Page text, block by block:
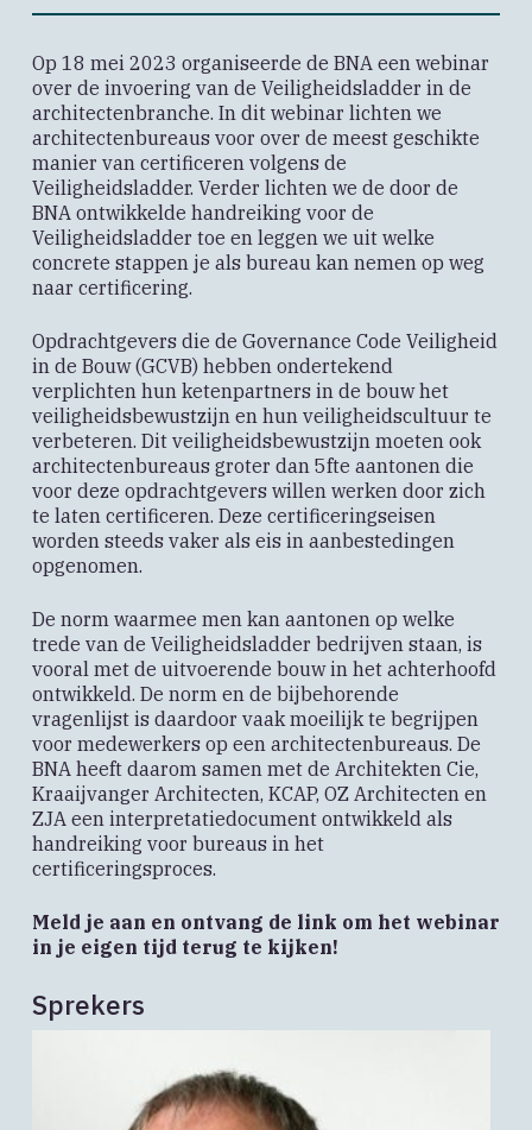
Op 18 mei 2023 organiseerde de BNA een webinar
over de invoering van de Veiligheidsladder in de
architectenbranche. In dit webinar lichten we
architectenbureaus voor over de meest geschikte
manier van certificeren volgens de
Veiligheidsladder. Verder lichten we de door de
BNA ontwikkelde handreiking voor de
Veiligheidsladder toe en leggen we uit welke
concrete stappen je als bureau kan nemen op weg
naar certificering.
Opdrachtgevers die de Governance Code Veiligheid
in de Bouw (GCVB) hebben ondertekend
verplichten hun ketenpartners in de bouw het
veiligheidsbewustzijn en hun veiligheidscultuur te
verbeteren. Dit veiligheidsbewustzijn moeten ook
architectenbureaus groter dan 5fte aantonen die
voor deze opdrachtgevers willen werken door zich
te laten certificeren. Deze certificeringseisen
worden steeds vaker als eis in aanbestedingen
opgenomen.
De norm waarmee men kan aantonen op welke
trede van de Veiligheidsladder bedrijven staan, is
vooral met de uitvoerende bouw in het achterhoofd
ontwikkeld. De norm en de bijbehorende
vragenlijst is daardoor vaak moeilijk te begrijpen
voor medewerkers op een architectenbureaus. De
BNA heeft daarom samen met de Architekten Cie,
Kraaijvanger Architecten, KCAP, OZ Architecten en
ZJA een interpretatiedocument ontwikkeld als
handreiking voor bureaus in het
certificeringsproces.
Meld je aan en ontvang de link om het webinar
in je eigen tijd terug te kijken!
Sprekers